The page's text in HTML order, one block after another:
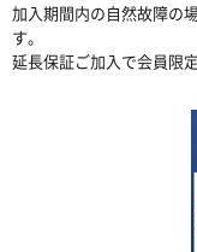
加入期間内の自然故障の
す。
延長保証ご加入で会員限